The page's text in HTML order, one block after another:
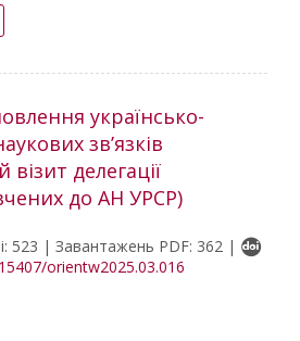
українсько-
зв’язків
делегації
до АН УРСР)
523 | Завантажень PDF: 362 |
orientw2025.03.016